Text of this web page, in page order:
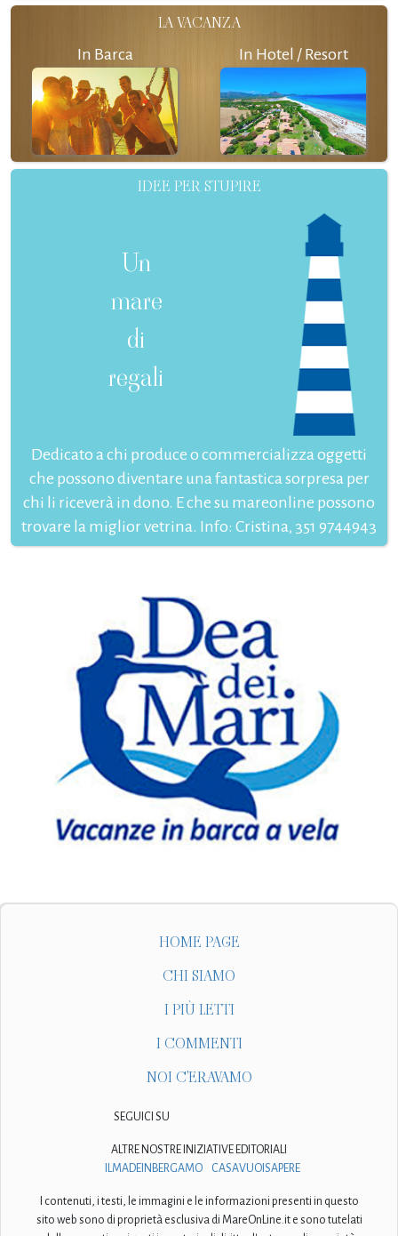
LA VACANZA
In Barca In Hotel / Resort
IDEE PER STUPIRE
Un
mare
di
regali
Dedicato a chi produce o commercializza oggetti
che possono diventare una fantastica sorpresa per
chi li riceverà in dono. E che su mareonline possono
trovare la miglior vetrina. Info: Cristina, 351 9744943
HOME PAGE
CHI SIAMO
I PIÙ LETTI
I COMMENTI
NOI C'ERAVAMO
SEGUICI SU
ALTRE NOSTRE INIZIATIVE EDITORIALI
ILMADEINBERGAMO
CASAVUOISAPERE
I contenuti, i testi, le immagini e le informazioni presenti in questo
sito web sono di proprietà esclusiva di MareOnLine.it e sono tutelati